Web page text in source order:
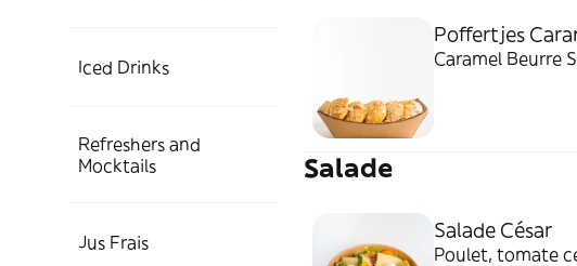
Iced Drinks
Refreshers and
Mocktails
Jus Frais
Poffertjes
Caramel Beurre
Salade
Salade César
Poulet, tomate